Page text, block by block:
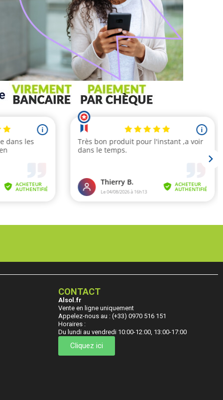
CONTACT
Alsol.fr
Vente en ligne uniquement
Appelez-nous au : (+33) 0970 516 151
Horaires :
Du lundi au vendredi 10:00-12:00, 13:00-17:00
Cliquez ici